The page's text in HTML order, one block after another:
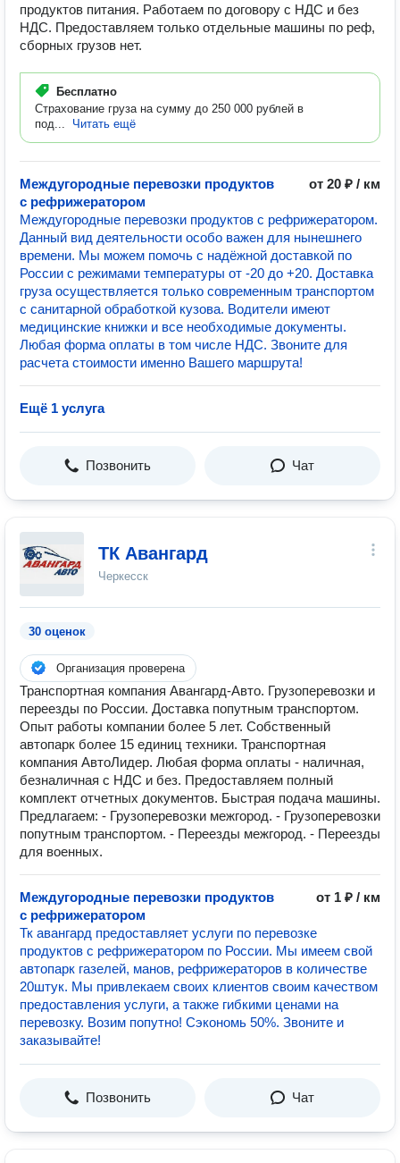
продуктов питания. Работаем по договору с НДС и без
НДС. Предоставляем только отдельные машины по реф,
сборных грузов нет.
Бесплатно
Страхование груза на сумму до 250 000 рублей в
под...
Читать ещё
Междугородные перевозки продуктов
с рефрижератором
от 20 ₽ / км
Междугородные перевозки продуктов с рефрижератором.
Данный вид деятельности особо важен для нынешнего
времени. Мы можем помочь с надёжной доставкой по
России с режимами температуры от -20 до +20. Доставка
груза осуществляется только современным транспортом
с санитарной обработкой кузова. Водители имеют
медицинские книжки и все необходимые документы.
Любая форма оплаты в том числе НДС. Звоните для
расчета стоимости именно Вашего маршрута!
Ещё 1 услуга
Позвонить Чат
ТК Авангард
Черкесск
30 оценок
Организация проверена
Транспортная компания Авангард-Авто. Грузоперевозки и
переезды по России. Доставка попутным транспортом.
Опыт работы компании более 5 лет. Собственный
автопарк более 15 единиц техники. Транспортная
компания АвтоЛидер. Любая форма оплаты - наличная,
безналичная с НДС и без. Предоставляем полный
комплект отчетных документов. Быстрая подача машины.
Предлагаем: - Грузоперевозки межгород. - Грузоперевозки
попутным транспортом. - Переезды межгород. - Переезды
для военных.
Междугородные перевозки продуктов
с рефрижератором
от 1 ₽ / км
Тк авангард предоставляет услуги по перевозке
продуктов с рефрижератором по России. Мы имеем свой
автопарк газелей, манов, рефрижераторов в количестве
20штук. Мы привлекаем своих клиентов своим качеством
предоставления услуги, а также гибкими ценами на
перевозку. Возим попутно! Сэкономь 50%. Звоните и
заказывайте!
Позвонить Чат